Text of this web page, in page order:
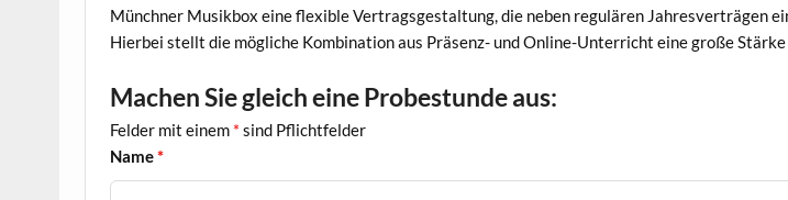
Münchner Musikbox eine flexible Vertragsgestaltung, die neben regulären Jahresverträgen
Hierbei stellt die mögliche Kombination aus Präsenz- und Online-Unterricht eine große
Machen Sie gleich eine Probestunde aus:
Felder mit einem * sind Pflichtfelder
Name*